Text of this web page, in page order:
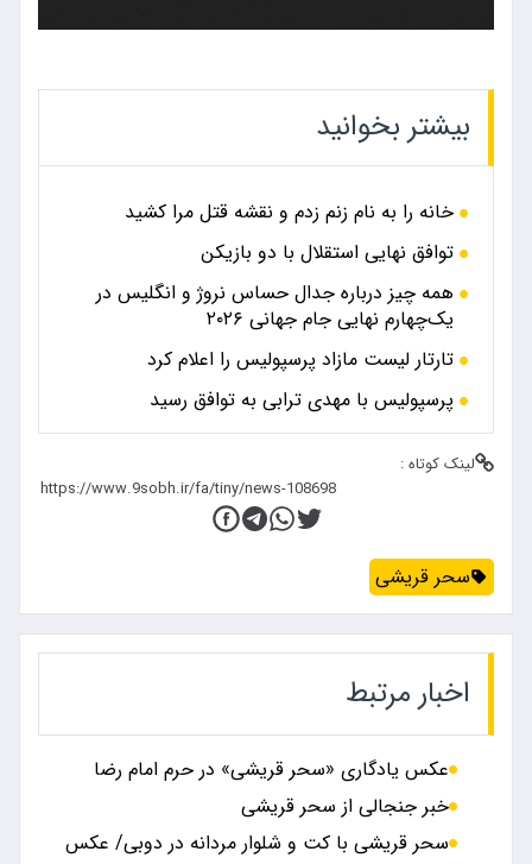
بیشتر بخوانید
خانه را به نام زنم زدم و نقشه قتل مرا کشید
توافق نهایی استقلال با دو بازیکن
همه چیز درباره جدال حساس نروژ و انگلیس در
یک‌چهارم نهایی جام جهانی ۲۰۲۶
تارتار لیست مازاد پرسپولیس را اعلام کرد
پرسپولیس با مهدی ترابی به توافق رسید
لینک کوتاه :
سحر قریشی
اخبار مرتبط
عکس یادگاری «سحر قریشی» در حرم امام رضا
خبر جنجالی از سحر قریشی
سحر قریشی با کت و شلوار مردانه در دوبی/ عکس